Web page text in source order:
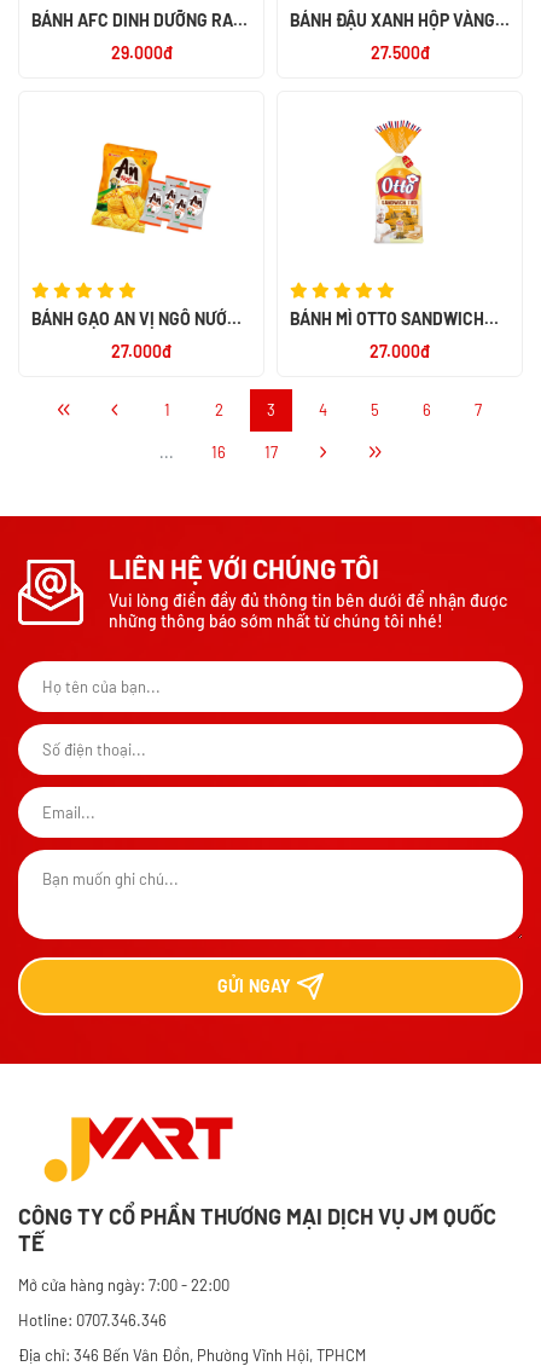
BÁNH AFC DINH DƯỠNG RAU
29.000đ
BÁNH ĐẬU XANH HỘP VÀNG
27.500đ
BÁNH GẠO AN VỊ NGÔ NƯỚNG
27.000đ
BÁNH MÌ OTTO SANDWICH
27.000đ
1 2 3 4 5 6 7
... 16 17
LIÊN HỆ VỚI CHÚNG TÔI
Vui lòng điền đầy đủ thông tin bên dưới để nhận được
những thông báo sớm nhất từ chúng tôi nhé!
GỬI NGAY
CÔNG TY CỔ PHẦN THƯƠNG MẠI DỊCH VỤ JM QUỐC
TẾ
Mở cửa hàng ngày: 7:00 - 22:00
Hotline: 0707.346.346
Địa chỉ: 346 Bến Vân Đồn, Phường Vĩnh Hội, TPHCM